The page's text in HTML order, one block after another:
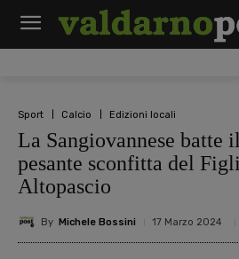
Sport Calcio Edizioni locali
La Sangiovannese batte
pesante sconfitta del
Altopascio
By Michele Bossini 17 Marzo 2024